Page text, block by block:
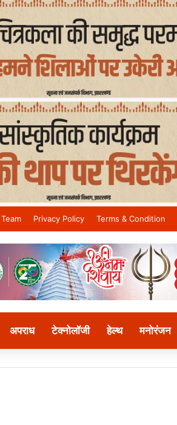
Privacy Policy Terms & Condition
Channel
अपराध टेक्नोलॉजी हेल्थ मनोरंजन